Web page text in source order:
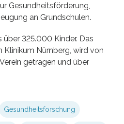
Gesundheitsförderung,
an Grundschulen.
über 325.000 Kinder. Das
Nürnberg, wird von
getragen und über
Gesundheitsforschung